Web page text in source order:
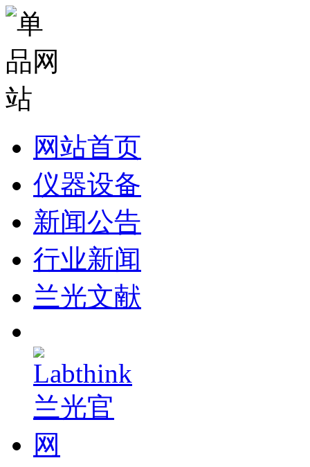
网站首页
仪器设备
新闻公告
行业新闻
兰光文献